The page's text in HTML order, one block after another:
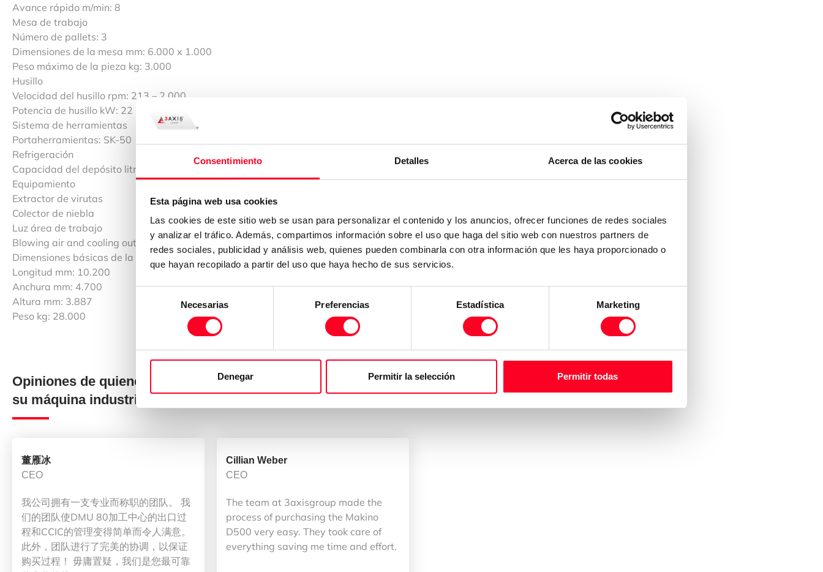
Consentimiento Detalles Acerca de las cookies
Esta página web usa cookies
Las cookies de este sitio web se usan para personalizar el contenido y los anuncios, ofrecer funciones de redes sociales
y analizar el tráfico. Además, compartimos información sobre el uso que haga del sitio web con nuestros partners de
redes sociales, publicidad y análisis web, quienes pueden combinarla con otra información que les haya proporcionado o
que hayan recopilado a partir del uso que haya hecho de sus servicios.
consentimiento
Necesarias Preferencias Estadística Marketing
Denegar Permitir la selección Permitir todas
Avance rápido m/min: 8
Mesa de trabajo
Número de pallets: 3
Dimensiones de la mesa mm: 6.000 x 1.000
Peso máximo de la pieza kg: 3.000
Husillo
Velocidad del husillo rpm: 213 – 2.000
Potencia de husillo kW: 22
Sistema de herramientas
Portaherramientas: SK-50
Refrigeración
Capacidad del depósito litros: 350 L; 3 to 8 bar
Equipamiento
Extractor de virutas
Colector de niebla
Luz área de trabajo
Blowing air and cooling outside the spindle
Dimensiones básicas de la máquina / peso
Longitud mm: 10.200
Anchura mm: 4.700
Altura mm: 3.887
Peso kg: 28.000
Opiniones de quienes han comprado
su máquina industrial en 3Axis Group
董雁冰
CEO
我公司拥有一支专业而称职的团队。 我
们的团队使DMU 80加工中心的出口过
程和CCIC的管理变得简单而令人满意。
此外，团队进行了完美的协调，以保证
购买过程！ 毋庸置疑，我们是您最可靠
Cillian Weber
CEO
The team at 3axisgroup made the
process of purchasing the Makino
D500 very easy. They took care of
everything saving me time and effort.